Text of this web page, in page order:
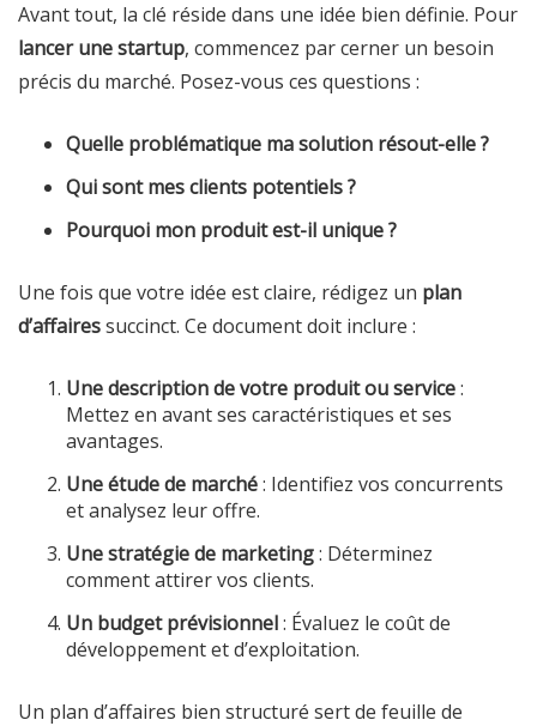
Avant tout, la clé réside dans une idée bien définie. Pour
lancer une startup, commencez par cerner un besoin
précis du marché. Posez-vous ces questions :
Quelle problématique ma solution résout-elle ?
Qui sont mes clients potentiels ?
Pourquoi mon produit est-il unique ?
Une fois que votre idée est claire, rédigez un plan
d’affairessuccinct. Ce document doit inclure :
Une description de votre produit ou service:
Mettez en avant ses caractéristiques et ses
avantages.
Une étude de marché: Identifiez vos concurrents
et analysez leur offre.
Une stratégie de marketing: Déterminez
comment attirer vos clients.
Un budget prévisionnel: Évaluez le coût de
développement et d’exploitation.
Un plan d’affaires bien structuré sert de feuille de